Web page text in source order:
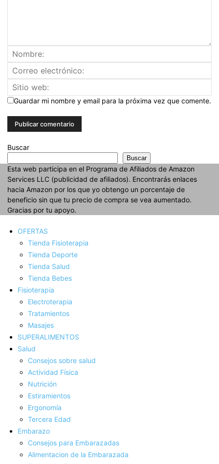
Guardar mi nombre y email para la próxima vez que comente.
Buscar
Buscar
Esta web participa en el Programa de Afiliados de Amazon
Services LLC (publicidad de afiliados). Encontrarás enlaces
hacia Amazon por los que yo obtengo un porcentaje de
beneficio sin que tu precio de compra se vea aumentado.
Gracias por tu apoyo.
OFERTAS
Tienda Fisioterapia
Tienda Deporte
Tienda Salud
Tienda Bebes
Fisioterapia
Electroterapia
Tratamientos
Masajes
SUPERALIMENTOS
Salud
Consejos sobre salud
Actividad Fí­sica
Nutrición
Estiramientos
Ergonomí­a
Tercera Edad
Embarazo
Consejos para Embarazadas
Alimentacion de la Embarazada